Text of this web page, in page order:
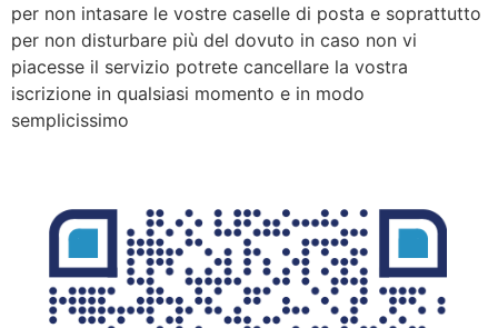
per non intasare le vostre caselle di posta e soprattutto
per non disturbare più del dovuto in caso non vi
piacesse il servizio potrete cancellare la vostra
iscrizione in qualsiasi momento e in modo
semplicissimo